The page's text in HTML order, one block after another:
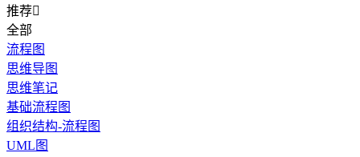
推荐
全部
流程图
思维导图
思维笔记
基础流程图
组织结构-流程图
UML图